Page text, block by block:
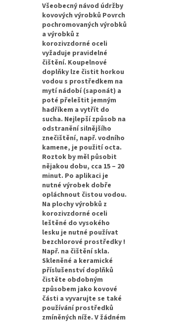
Všeobecný návod údržby
kovových výrobků Povrch
pochromovaných výrobků
a výrobků z
korozivzdorné oceli
vyžaduje pravidelné
čištění. Koupelnové
doplňky lze čistit horkou
vodou s prostředkem na
mytí nádobí (saponát) a
poté přeleštit jemným
hadříkem a vytřít do
sucha. Nejlepší způsob na
odstranění silnějšího
znečištění, např. vodního
kamene, je použití octa.
Roztok by měl působit
nějakou dobu, cca 15 – 20
minut. Po aplikaci je
nutné výrobek dobře
opláchnout čistou vodou.
Na plochy výrobků z
korozivzdorné oceli
leštěné do vysokého
lesku je nutné používat
bezchlorové prostředky !
Např. na čištění skla.
Skleněné a keramické
příslušenství doplňků
čistěte obdobným
způsobem jako kovové
části a vyvarujte se také
používání prostředků
zmíněných níže. V žádném